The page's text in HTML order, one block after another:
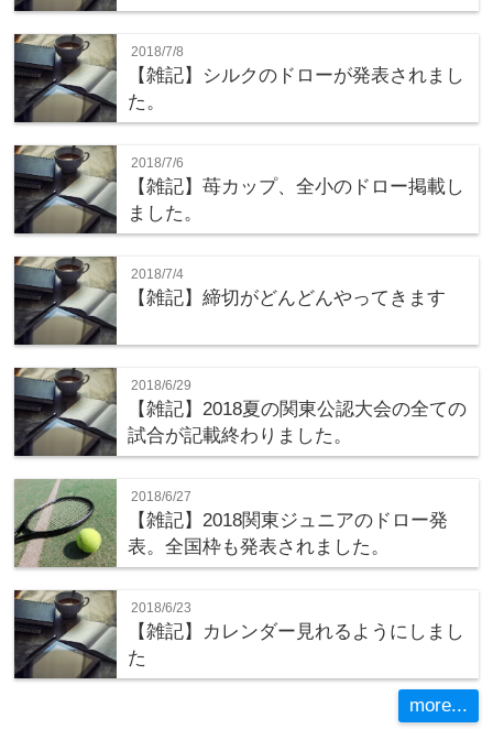
2018/7/8
【雑記】シルクのドローが発表されまし
た。
2018/7/6
【雑記】苺カップ、全小のドロー掲載し
ました。
2018/7/4
【雑記】締切がどんどんやってきます
2018/6/29
【雑記】2018夏の関東公認大会の全ての
試合が記載終わりました。
2018/6/27
【雑記】2018関東ジュニアのドロー発
表。全国枠も発表されました。
2018/6/23
【雑記】カレンダー見れるようにしまし
た
more...